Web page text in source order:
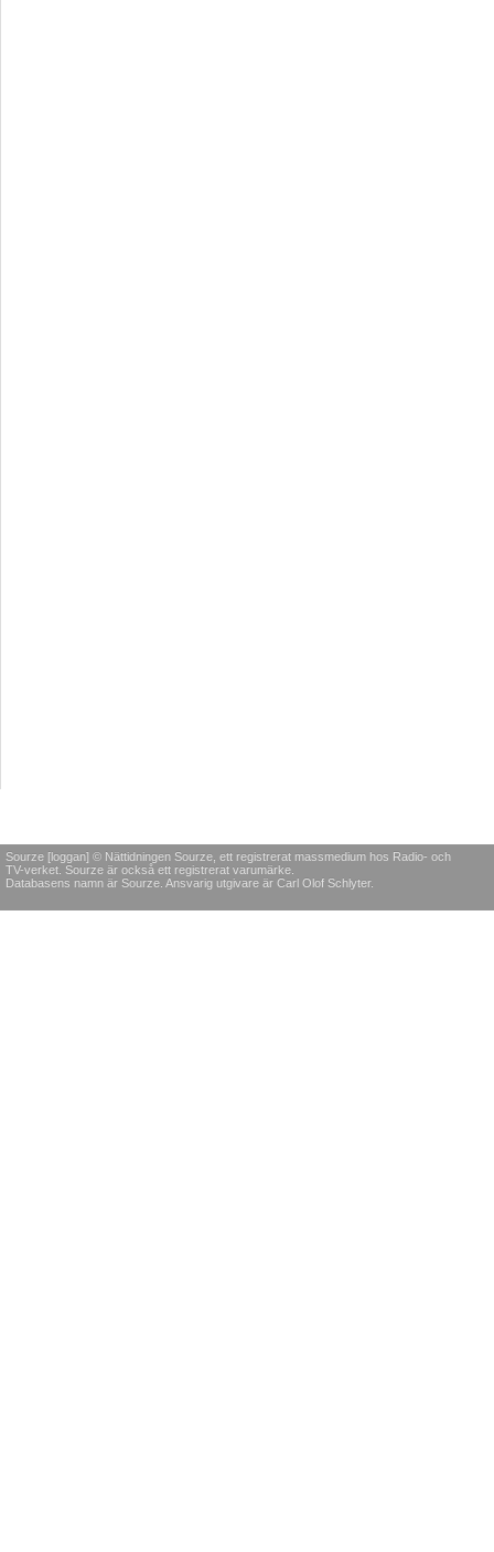
Sourze [loggan] © Nättidningen Sourze, ett registrerat massmedium hos Radio- och
TV-verket. Sourze är också ett registrerat varumärke.
Databasens namn är Sourze. Ansvarig utgivare är Carl Olof Schlyter.